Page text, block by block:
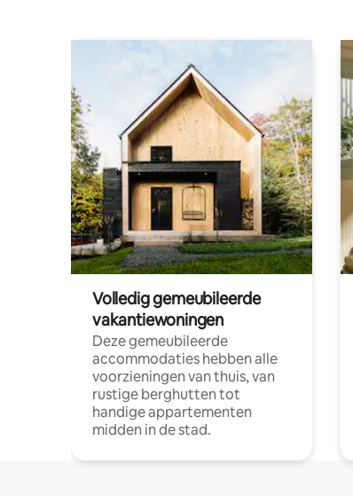
Volledig gemeubileerde
vakantiewoningen
Deze gemeubileerde
accommodaties hebben alle
voorzieningen van thuis, van
rustige berghutten tot
handige appartementen
midden in de stad.